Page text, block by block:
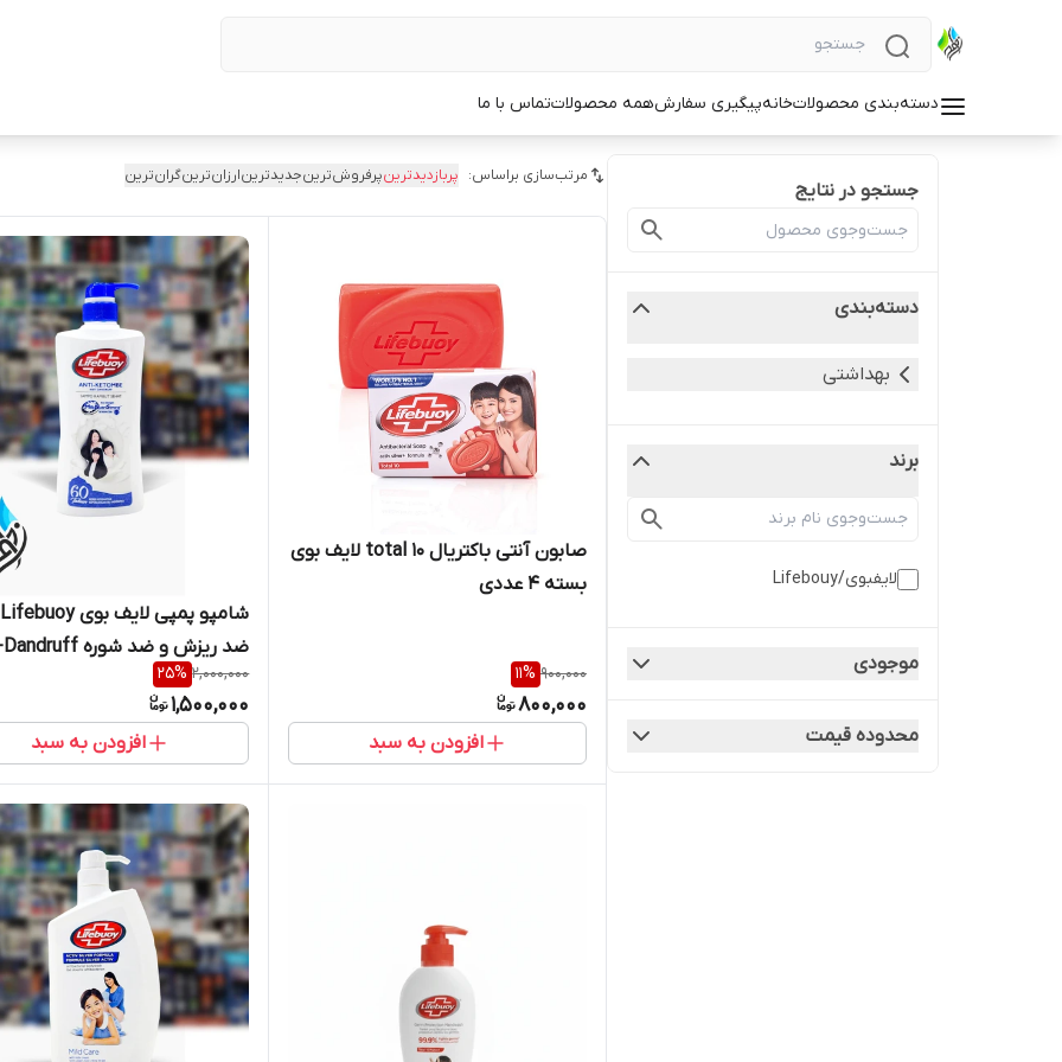
دسته‌بندی محصولاتخانهپیگیری سفارشهمه محصولاتتماس با ما
جستجو در نتایج
دسته‌بندی
بهداشتی
برند
لایفبوی/Lifebouy
موجودی
محدوده قیمت
مرتب‌سازی براساس: پربازدیدترینپرفروش‌ترینجدیدترینارزان‌ترینگران‌ترین
صابون آنتی باکتریال total 10 لایف بوی
بسته ۴ عددی
900,000
11%
800,000
افزودن به سبد
ضد ریزش و ضد شوره Anti-Dandruff
2,000,000
25%
1,500,000
افزودن به سبد